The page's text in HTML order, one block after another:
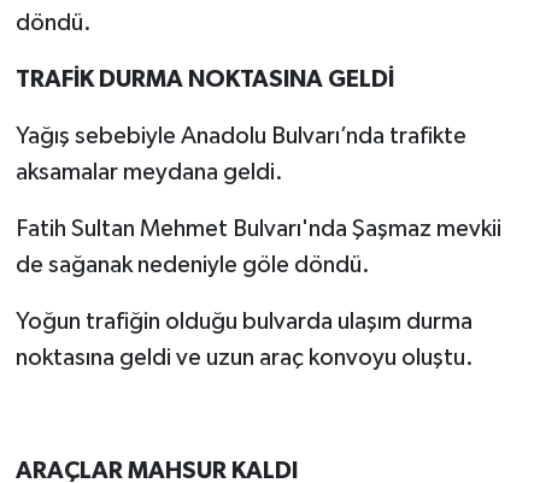
döndü.
TRAFİK DURMA NOKTASINA GELDİ
Yağış sebebiyle Anadolu Bulvarı’nda trafikte
aksamalar meydana geldi.
Fatih Sultan Mehmet Bulvarı'nda Şaşmaz mevkii
de sağanak nedeniyle göle döndü.
Yoğun trafiğin olduğu bulvarda ulaşım durma
noktasına geldi ve uzun araç konvoyu oluştu.
ARAÇLAR MAHSUR KALDI